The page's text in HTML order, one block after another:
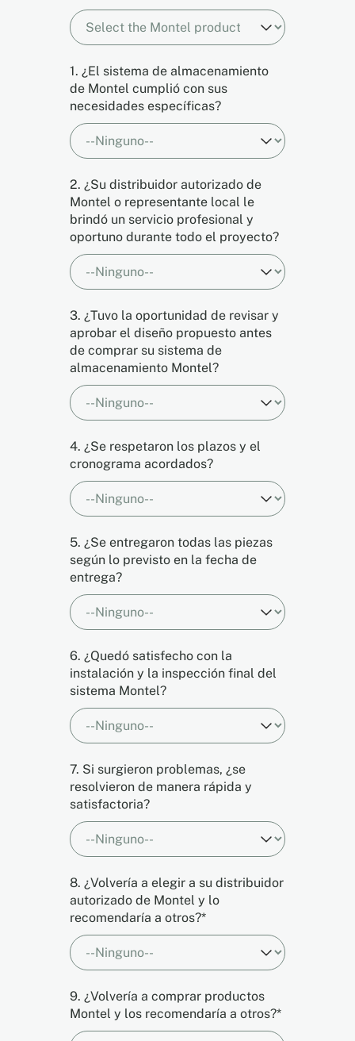
1. ¿El sistema de almacenamiento
de Montel cumplió con sus
necesidades específicas?
2. ¿Su distribuidor autorizado de
Montel o representante local le
brindó un servicio profesional y
oportuno durante todo el proyecto?
3. ¿Tuvo la oportunidad de revisar y
aprobar el diseño propuesto antes
de comprar su sistema de
almacenamiento Montel?
4. ¿Se respetaron los plazos y el
cronograma acordados?
5. ¿Se entregaron todas las piezas
según lo previsto en la fecha de
entrega?
6. ¿Quedó satisfecho con la
instalación y la inspección final del
sistema Montel?
7. Si surgieron problemas, ¿se
resolvieron de manera rápida y
satisfactoria?
8. ¿Volvería a elegir a su distribuidor
autorizado de Montel y lo
recomendaría a otros?*
9. ¿Volvería a comprar productos
Montel y los recomendaría a otros?*